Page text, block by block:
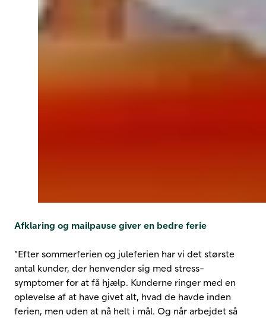
Afklaring og mailpause giver en bedre ferie
”Efter sommerferien og juleferien har vi det største
antal kunder, der henvender sig med stress-
symptomer for at få hjælp. Kunderne ringer med en
oplevelse af at have givet alt, hvad de havde inden
ferien, men uden at nå helt i mål. Og når arbejdet så